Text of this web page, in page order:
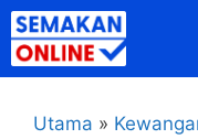
Skip
to
content
Utama »